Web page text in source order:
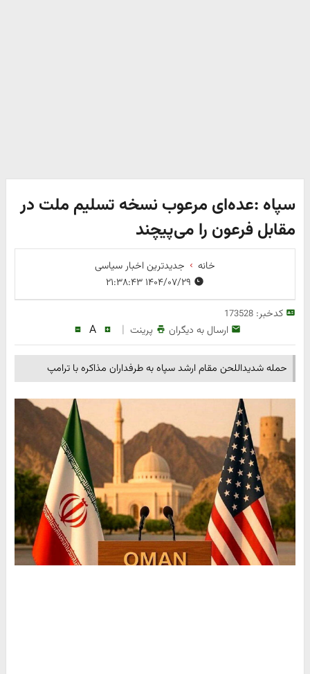
سپاه :عده‌ای مرعوب نسخه تسلیم ملت در
مقابل فرعون را می‌پیچند
خانه
جدیدترین اخبار سیاسی
کدخبر:173528
ارسال به دیگران پرینت |
A
حمله شدیداللحن مقام ارشد سپاه به طرفداران مذاکره با ترامپ